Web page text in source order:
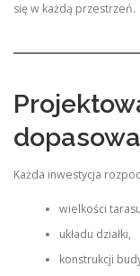
się w każdą przestrzeń.
Każda inwestycja
wielkości
układu działki,
konstrukcji